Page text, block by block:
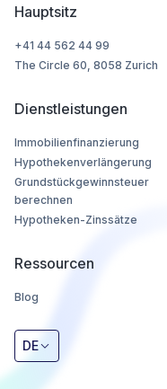
Hauptsitz
+41 44 562 44 99
The Circle 60, 8058 Zurich
Dienstleistungen
Immobilienfinanzierung
Hypothekenverlängerung
Grundstückgewinnsteuer
berechnen
Hypotheken-Zinssätze
Ressourcen
Blog
DE